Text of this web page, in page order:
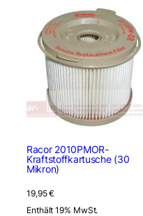
n
Racor 2010PMOR-
Kraftstoffkartusche (30
Mikron)
19,95€
Enthält 19% MwSt.